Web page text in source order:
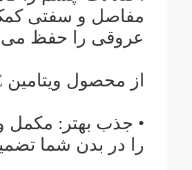
مفاصل و سفتی
عروقی را حفظ می
از محصول ویتامین E طبیعی ما چه انتظاراتی می توانید داشته باشید؟
را در بدن شما